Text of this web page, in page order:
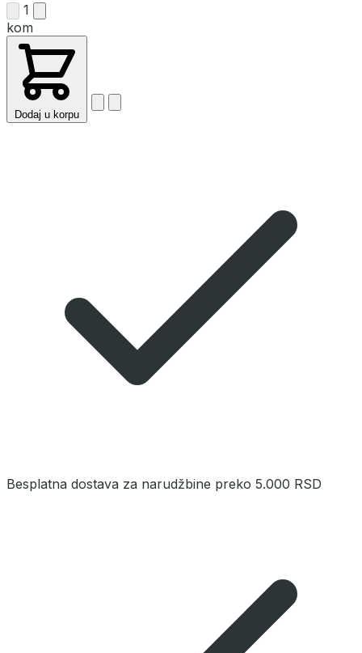
1
kom
Dodaj u korpu
Besplatna dostava za narudžbine preko 5.000 RSD